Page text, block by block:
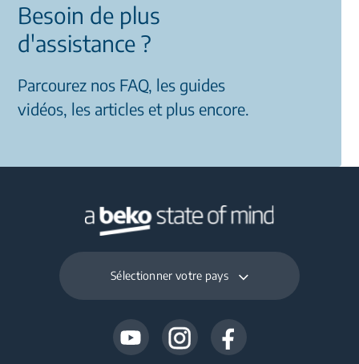
Besoin de plus
d'assistance ?
Parcourez nos FAQ, les guides
vidéos, les articles et plus encore.
Sélectionner votre pays